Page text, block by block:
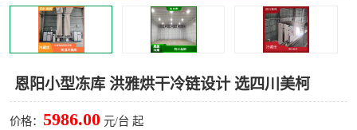
恩阳小型冻库 洪雅烘干冷链设计 选四川美柯
价格： 5986.00 元/台 起
内江冷库，内江冻库 宜宾冷库，宜宾冻库设备